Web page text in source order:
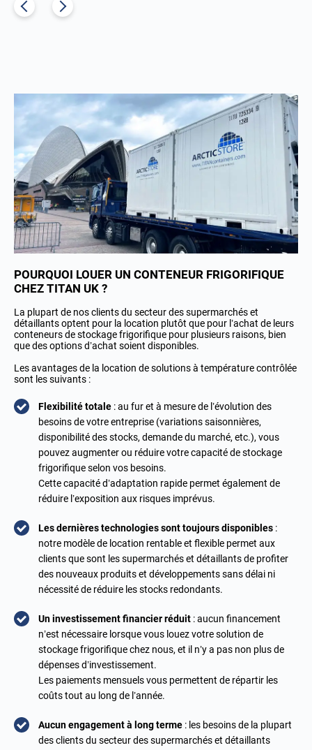
POURQUOI LOUER UN CONTENEUR FRIGORIFIQUE
CHEZ TITAN UK ?
La plupart de nos clients du secteur des supermarchés et
détaillants optent pour la location plutôt que pour l’achat de leurs
conteneurs de stockage frigorifique pour plusieurs raisons, bien
que des options d’achat soient disponibles.
Les avantages de la location de solutions à température contrôlée
sont les suivants :
Flexibilité totale : au fur et à mesure de l’évolution des
besoins de votre entreprise (variations saisonnières,
disponibilité des stocks, demande du marché, etc.), vous
pouvez augmenter ou réduire votre capacité de stockage
frigorifique selon vos besoins.
Cette capacité d’adaptation rapide permet également de
réduire l’exposition aux risques imprévus.
Les dernières technologies sont toujours disponibles :
notre modèle de location rentable et flexible permet aux
clients que sont les supermarchés et détaillants de profiter
des nouveaux produits et développements sans délai ni
nécessité de réduire les stocks redondants.
Un investissement financier réduit : aucun financement
n’est nécessaire lorsque vous louez votre solution de
stockage frigorifique chez nous, et il n’y a pas non plus de
dépenses d’investissement.
Les paiements mensuels vous permettent de répartir les
coûts tout au long de l’année.
Aucun engagement à long terme : les besoins de la plupart
des clients du secteur des supermarchés et détaillants